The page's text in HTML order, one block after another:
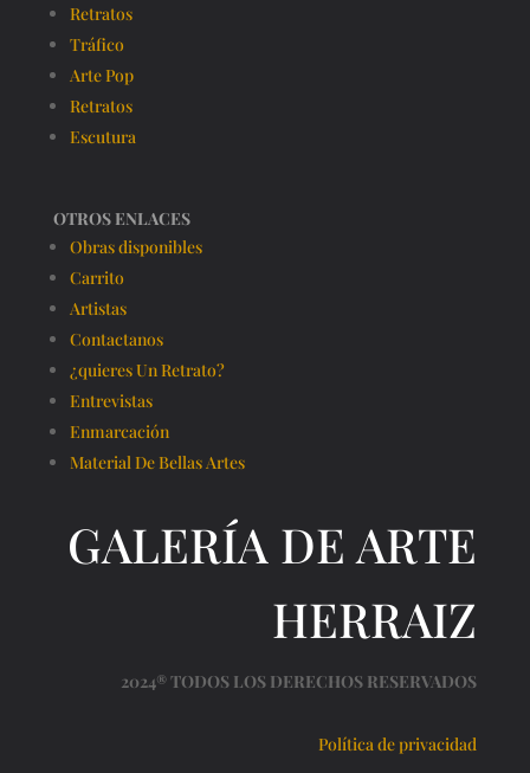
Retratos
Tráfico
Arte Pop
Retratos
Escutura
OTROS ENLACES
Obras disponibles
Carrito
Artistas
Contactanos
¿quieres Un Retrato?
Entrevistas
Enmarcación
Material De Bellas Artes
GALERÍA DE ARTE
HERRAIZ
2024® TODOS LOS DERECHOS RESERVADOS
Política de privacidad